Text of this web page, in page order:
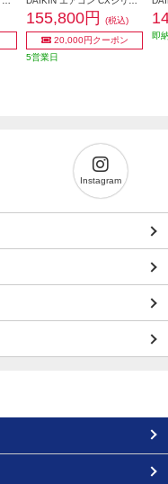
155,800円
(税込)
20,000円クーポン
5営業日
即
Instagram